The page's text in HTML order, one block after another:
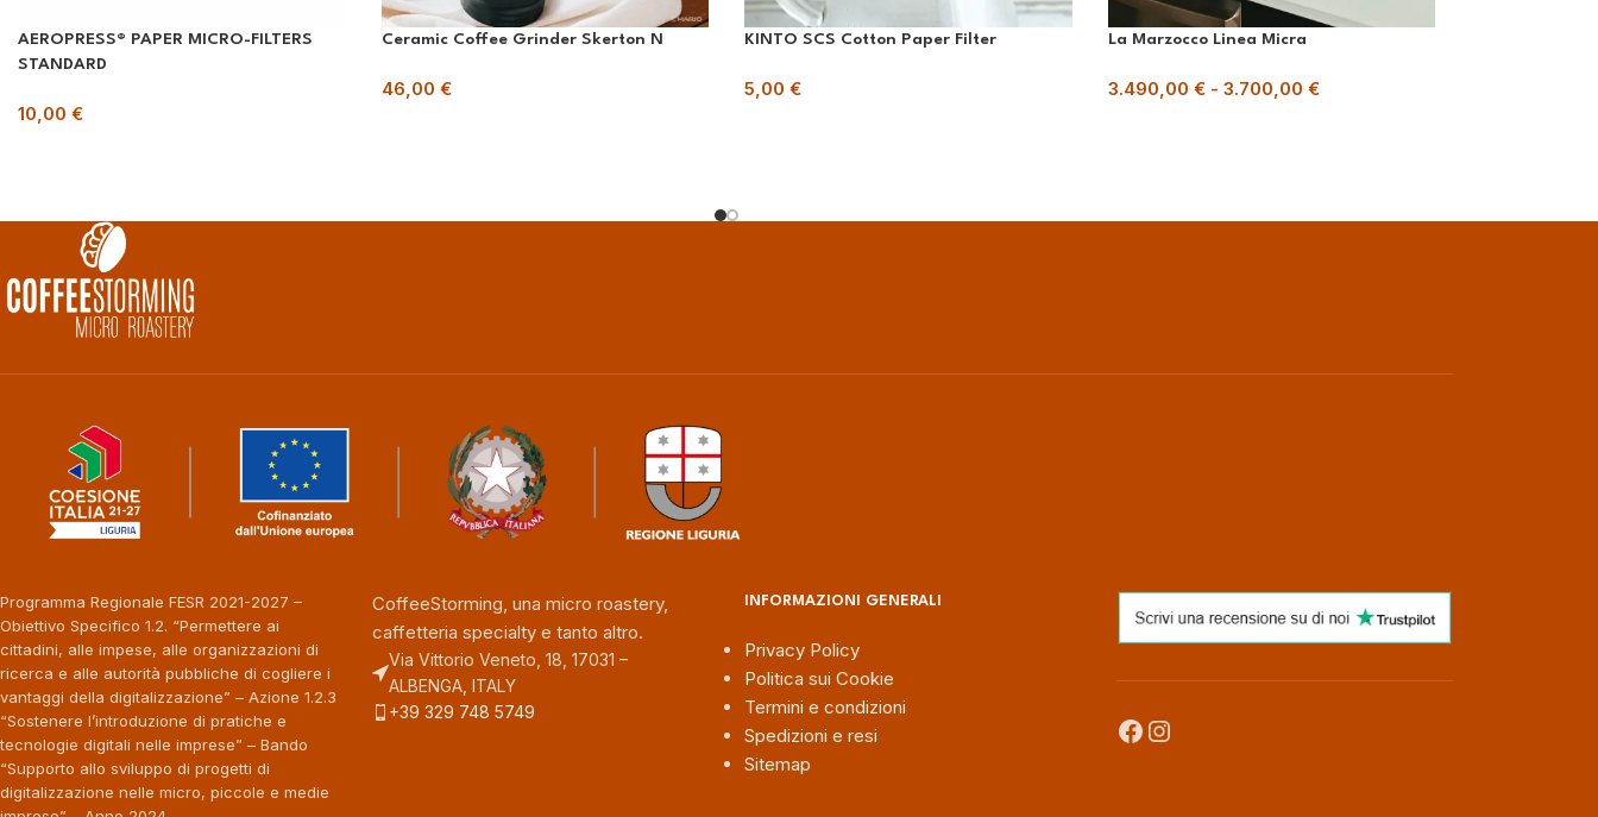
AEROPRESS® PAPER MICRO-FILTERS
STANDARD
10,00 €
Ceramic Coffee Grinder Skerton N
46,00 €
KINTO SCS Cotton Paper Filter
5,00 €
La Marzocco Linea Micra
3.490,00 € - 3.700,00 €
Programma Regionale FESR 2021-2027 –
Obiettivo Specifico 1.2. “Permettere ai
cittadini, alle impese, alle organizzazioni di
ricerca e alle autorità pubbliche di cogliere i
vantaggi della digitalizzazione” – Azione 1.2.3
“Sostenere l’introduzione di pratiche e
tecnologie digitali nelle imprese” – Bando
“Supporto allo sviluppo di progetti di
digitalizzazione nelle micro, piccole e medie
CoffeeStorming, una micro roastery,
caffetteria specialty e tanto altro.
Via Vittorio Veneto, 18, 17031 –
ALBENGA, ITALY
+39 329 748 5749
INFORMAZIONI GENERALI
Privacy Policy
Politica sui Cookie
Termini e condizioni
Spedizioni e resi
Sitemap